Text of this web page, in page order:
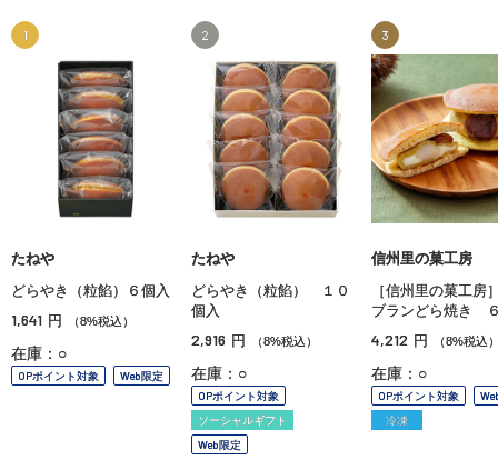
1
たねや
どらやき（粒餡）６個入
1,641 円 （8%税込）
在庫：○
OPポイント対象 Web限定
2
たねや
どらやき（粒餡） １０
個入
2,916 円 （8%税込）
在庫：○
OPポイント対象
ソーシャルギフト
Web限定
3
信州里の菓工房
［信州里の菓工房
ブランどら焼き
4,212 円 （8%税込
在庫：○
OPポイント対象
冷凍